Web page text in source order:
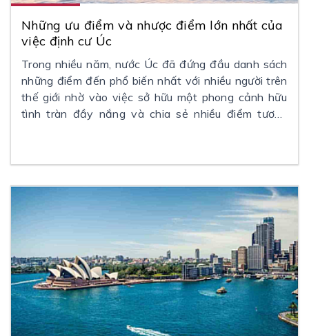
Những ưu điểm và nhược điểm lớn nhất của
việc định cư Úc
Trong nhiều năm, nước Úc đã đứng đầu danh sách
những điểm đến phổ biến nhất với nhiều người trên
thế giới nhờ vào việc sở hữu một phong cảnh hữu
tình tràn đầy nắng và chia sẻ nhiều điểm tương
đa văn hóa, mang đến cơ hội cho tất cả mọi người